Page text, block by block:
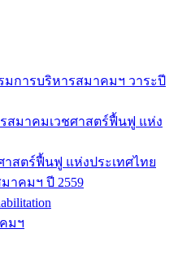
การบริหารสมาคมฯ วาระปี
สมาคมเวชศาสตร์ฟื้นฟู แห่ง
สตร์ฟื้นฟู แห่งประเทศไทย
าคมฯ ปี 2559
มฯ